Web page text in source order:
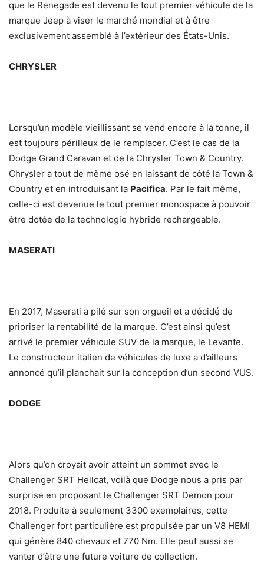
que le Renegade est devenu le tout premier véhicule de la
marque Jeep à viser le marché mondial et à être
exclusivement assemblé à l’extérieur des États-Unis.
CHRYSLER
Lorsqu’un modèle vieillissant se vend encore à la tonne, il
est toujours périlleux de le remplacer. C’est le cas de la
Dodge Grand Caravan et de la Chrysler Town & Country.
Chrysler a tout de même osé en laissant de côté la Town &
Country et en introduisant la Pacifica. Par le fait même,
celle-ci est devenue le tout premier monospace à pouvoir
être dotée de la technologie hybride rechargeable.
MASERATI
En 2017, Maserati a pilé sur son orgueil et a décidé de
prioriser la rentabilité de la marque. C’est ainsi qu’est
arrivé le premier véhicule SUV de la marque, le Levante.
Le constructeur italien de véhicules de luxe a d’ailleurs
annoncé qu’il planchait sur la conception d’un second VUS.
DODGE
Alors qu’on croyait avoir atteint un sommet avec le
Challenger SRT Hellcat, voilà que Dodge nous a pris par
surprise en proposant le Challenger SRT Demon pour
2018. Produite à seulement 3300 exemplaires, cette
Challenger fort particulière est propulsée par un V8 HEMI
qui génère 840 chevaux et 770 Nm. Elle peut aussi se
vanter d’être une future voiture de collection.